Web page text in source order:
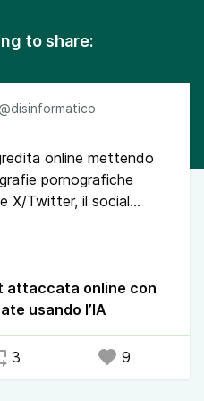
to share:
online mettendo
pornografiche
X/Twitter, il social
circolare, ci ha messo
che le stava
attaccata online con
usando l’IA
3 9